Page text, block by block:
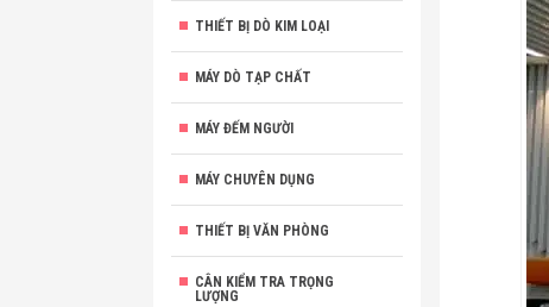
THIẾT BỊ DÒ KIM LOẠI
MÁY DÒ TẠP CHẤT
MÁY ĐẾM NGƯỜI
MÁY CHUYÊN DỤNG
THIẾT BỊ VĂN PHÒNG
CÂN KIỂM TRA TRỌNG
LƯỢNG